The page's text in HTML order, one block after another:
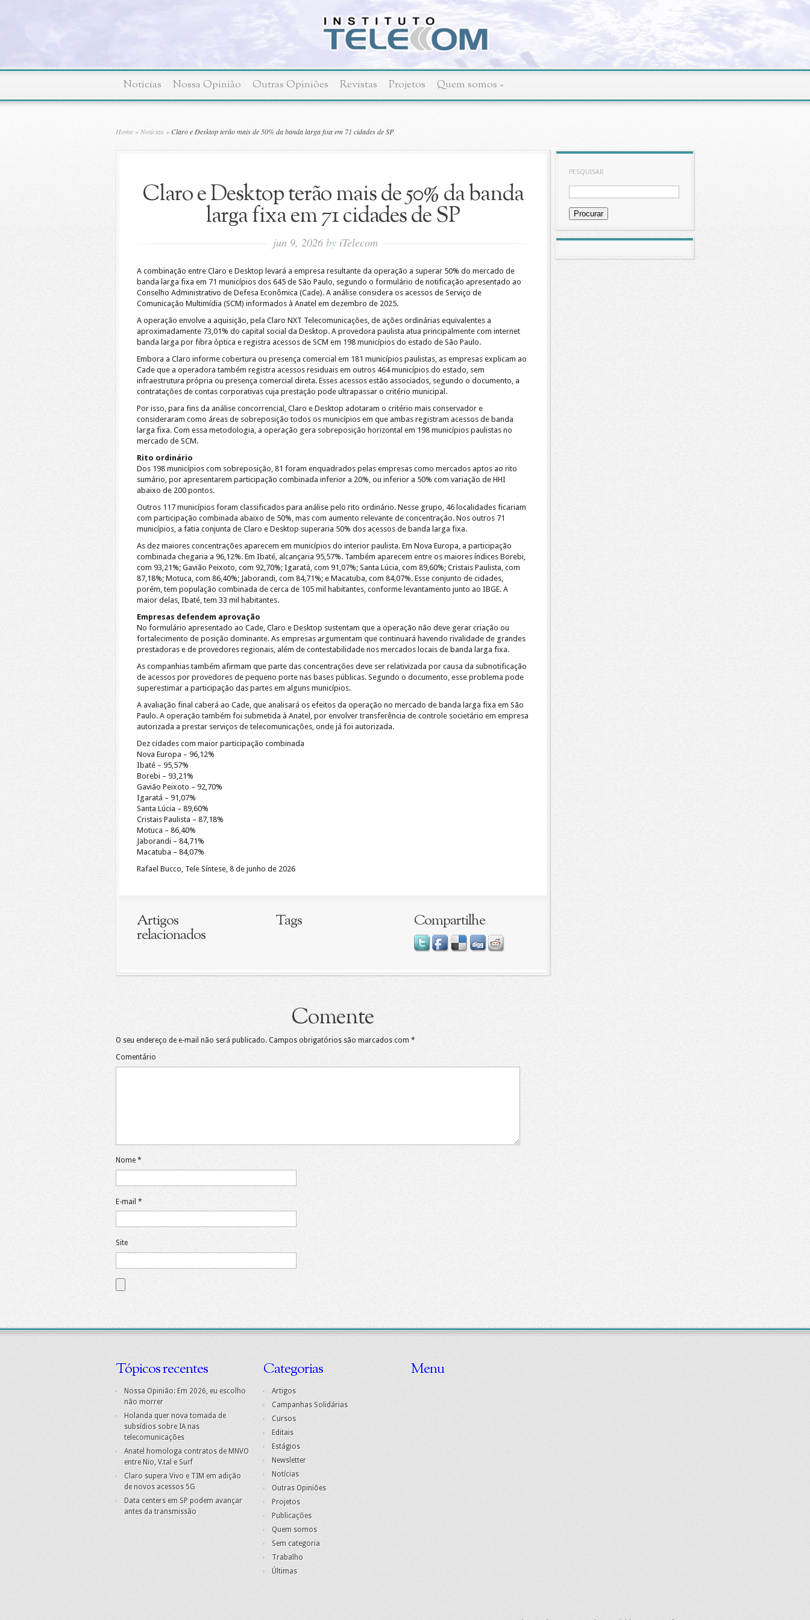
Notícias Nossa Opinião Outras Opiniões Revistas Projetos Quem somos »
Home » Notícias »Claro e Desktop terão mais de 50% da banda larga fixa em 71 cidades de SP
Claro e Desktop terão mais de 50% da banda
larga fixa em 71 cidades de SP
jun 9, 2026 by iTelecom
A combinação entre Claro e Desktop levará a empresa resultante da operação a superar 50% do mercado de
banda larga fixa em 71 municípios dos 645 de São Paulo, segundo o formulário de notificação apresentado ao
Conselho Administrativo de Defesa Econômica (Cade). A análise considera os acessos de Serviço de
Comunicação Multimídia (SCM) informados à Anatel em dezembro de 2025.
A operação envolve a aquisição, pela Claro NXT Telecomunicações, de ações ordinárias equivalentes a
aproximadamente 73,01% do capital social da Desktop. A provedora paulista atua principalmente com internet
banda larga por fibra óptica e registra acessos de SCM em 198 municípios do estado de São Paulo.
Embora a Claro informe cobertura ou presença comercial em 181 municípios paulistas, as empresas explicam ao
Cade que a operadora também registra acessos residuais em outros 464 municípios do estado, sem
infraestrutura própria ou presença comercial direta. Esses acessos estão associados, segundo o documento, a
contratações de contas corporativas cuja prestação pode ultrapassar o critério municipal.
Por isso, para fins da análise concorrencial, Claro e Desktop adotaram o critério mais conservador e
consideraram como áreas de sobreposição todos os municípios em que ambas registram acessos de banda
larga fixa. Com essa metodologia, a operação gera sobreposição horizontal em 198 municípios paulistas no
mercado de SCM.
Rito ordinário
Dos 198 municípios com sobreposição, 81 foram enquadrados pelas empresas como mercados aptos ao rito
sumário, por apresentarem participação combinada inferior a 20%, ou inferior a 50% com variação de HHI
abaixo de 200 pontos.
Outros 117 municípios foram classificados para análise pelo rito ordinário. Nesse grupo, 46 localidades ficariam
com participação combinada abaixo de 50%, mas com aumento relevante de concentração. Nos outros 71
municípios, a fatia conjunta de Claro e Desktop superaria 50% dos acessos de banda larga fixa.
As dez maiores concentrações aparecem em municípios do interior paulista. Em Nova Europa, a participação
combinada chegaria a 96,12%. Em Ibaté, alcançaria 95,57%. Também aparecem entre os maiores índices Borebi,
com 93,21%; Gavião Peixoto, com 92,70%; Igaratá, com 91,07%; Santa Lúcia, com 89,60%; Cristais Paulista, com
87,18%; Motuca, com 86,40%; Jaborandi, com 84,71%; e Macatuba, com 84,07%. Esse conjunto de cidades,
porém, tem população combinada de cerca de 105 mil habitantes, conforme levantamento junto ao IBGE. A
maior delas, Ibaté, tem 33 mil habitantes.
Empresas defendem aprovação
No formulário apresentado ao Cade, Claro e Desktop sustentam que a operação não deve gerar criação ou
fortalecimento de posição dominante. As empresas argumentam que continuará havendo rivalidade de grandes
prestadoras e de provedores regionais, além de contestabilidade nos mercados locais de banda larga fixa.
As companhias também afirmam que parte das concentrações deve ser relativizada por causa da subnotificação
de acessos por provedores de pequeno porte nas bases públicas. Segundo o documento, esse problema pode
superestimar a participação das partes em alguns municípios.
A avaliação final caberá ao Cade, que analisará os efeitos da operação no mercado de banda larga fixa em São
Paulo. A operação também foi submetida à Anatel, por envolver transferência de controle societário em empresa
autorizada a prestar serviços de telecomunicações, onde já foi autorizada.
Dez cidades com maior participação combinada
Nova Europa – 96,12%
Ibaté – 95,57%
Borebi – 93,21%
Gavião Peixoto – 92,70%
Igaratá – 91,07%
Santa Lúcia – 89,60%
Cristais Paulista – 87,18%
Motuca – 86,40%
Jaborandi – 84,71%
Macatuba – 84,07%
Rafael Bucco, Tele Síntese, 8 de junho de 2026
Artigos
relacionados
Tags Compartilhe
Comente
O seu endereço de e-mail não será publicado. Campos obrigatórios são marcados com *
Comentário
Nome *
E-mail *
Site
PESQUISAR
Tópicos recentes
Nossa Opinião: Em 2026, eu escolho
não morrer
Holanda quer nova tomada de
subsídios sobre IA nas
telecomunicações
Anatel homologa contratos de MNVO
entre Nio, V.tal e Surf
Claro supera Vivo e TIM em adição
de novos acessos 5G
Data centers em SP podem avançar
antes da transmissão
Categorias
Artigos
Campanhas Solidárias
Cursos
Editais
Estágios
Newsletter
Notícias
Outras Opiniões
Projetos
Publicações
Quem somos
Sem categoria
Trabalho
Últimas
Menu